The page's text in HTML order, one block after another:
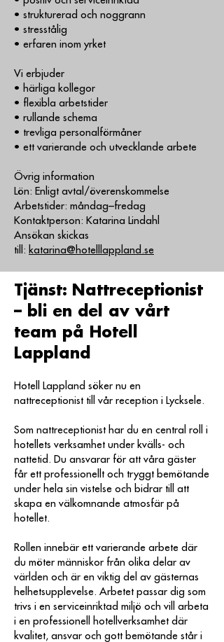
• strukturerad och noggrann
• stresstålig
• erfaren inom yrket
Vi erbjuder
• härliga kollegor
• flexibla arbetstider
• rullande schema
• trevliga personalförmåner
• ett varierande och utvecklande arbete
Övrig information
Lön: Enligt avtal/överenskommelse
Arbetstider: måndag–fredag
Kontaktperson: Katarina Lindahl
Ansökan skickas
till: katarina@hotelllappland.se
Tjänst: Nattreceptionist
– bli en del av vårt
team på Hotell
Lappland
Hotell Lappland söker nu en
nattreceptionist till vår reception i Lycksele.
Som nattreceptionist har du en central roll i
hotellets verksamhet under kvälls- och
nattetid. Du ansvarar för att våra gäster
får ett professionellt och tryggt bemötande
under hela sin vistelse och bidrar till att
skapa en välkomnande atmosfär på
hotellet.
Rollen innebär ett varierande arbete där
du möter människor från olika delar av
världen och är en viktig del av gästernas
helhetsupplevelse. Arbetet passar dig som
trivs i en serviceinriktad miljö och vill arbeta
i en professionell hotellverksamhet där
kvalitet, ansvar och gott bemötande står i